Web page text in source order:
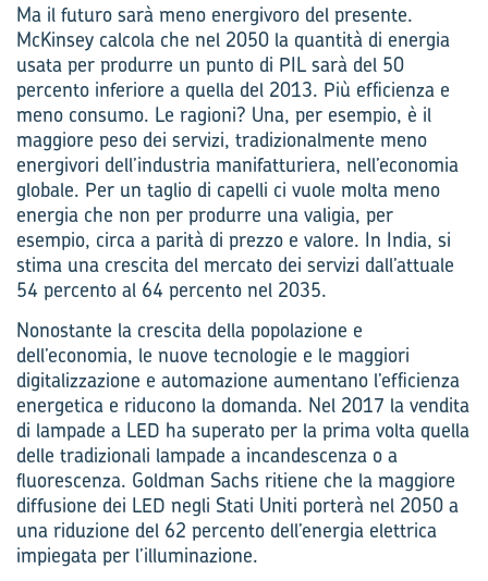
Ma il futuro sarà meno energivoro del presente.
McKinsey calcola che nel 2050 la quantità di energia
usata per produrre un punto di PIL sarà del 50
percento inferiore a quella del 2013. Più efficienza e
meno consumo. Le ragioni? Una, per esempio, è il
maggiore peso dei servizi, tradizionalmente meno
energivori dell’industria manifatturiera, nell’economia
globale. Per un taglio di capelli ci vuole molta meno
energia che non per produrre una valigia, per
esempio, circa a parità di prezzo e valore. In India, si
stima una crescita del mercato dei servizi dall’attuale
54 percento al 64 percento nel 2035.
Nonostante la crescita della popolazione e
dell’economia, le nuove tecnologie e le maggiori
digitalizzazione e automazione aumentano l’efficienza
energetica e riducono la domanda. Nel 2017 la vendita
di lampade a LED ha superato per la prima volta quella
delle tradizionali lampade a incandescenza o a
fluorescenza. Goldman Sachs ritiene che la maggiore
diffusione dei LED negli Stati Uniti porterà nel 2050 a
una riduzione del 62 percento dell’energia elettrica
impiegata per l’illuminazione.